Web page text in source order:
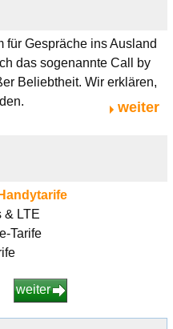
für Gespräche ins Ausland
das sogenannte Call by
Beliebtheit. Wir erklären,
weiter
& LTE
Tarife
weiter